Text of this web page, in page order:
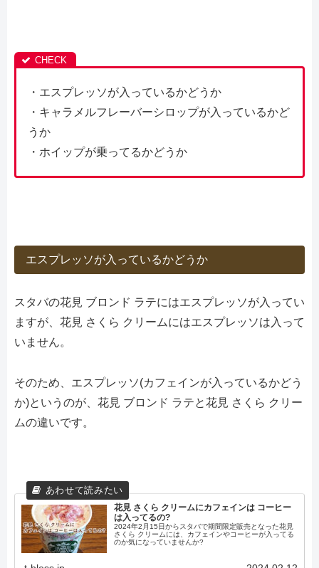
・エスプレッソが入っているかどうか
・キャラメルフレーバーシロップが入っているかど
うか
・ホイップが乗ってるかどうか
エスプレッソが入っているかどうか
スタバの花見 ブロンド ラテにはエスプレッソが入ってい
ますが、花見 さくら クリームにはエスプレッソは入って
いません。
そのため、エスプレッソ(カフェインが入っているかどう
か)というのが、花見 ブロンド ラテと花見 さくら クリー
ムの違いです。
花見 さくら クリームにカフェインは コーヒー
は入ってるの?
2024年2月15日からスタバで期間限定販売となった花見
さくら クリームには、カフェインやコーヒーが入ってる
のか気になっていませんか?